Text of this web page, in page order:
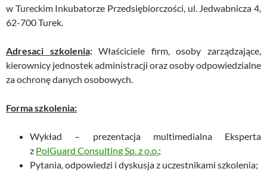
w Tureckim Inkubatorze Przedsiębiorczości, ul. Jedwabnicza 4,
62-700 Turek.
Adresaci szkolenia:Właściciele firm, osoby zarządzające,
kierownicy jednostek administracji oraz osoby odpowiedzialne
za ochronę danych osobowych.
Forma szkolenia:
Wykład – prezentacja multimedialna Eksperta
z PolGuard Consulting Sp. z o.o.;
Pytania, odpowiedzi i dyskusja z uczestnikami szkolenia;